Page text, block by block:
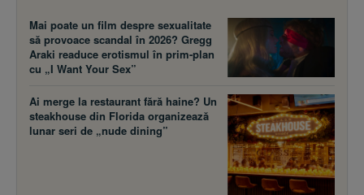
Mai poate un film despre sexualitate
să provoace scandal în 2026? Gregg
Araki readuce erotismul în prim-plan
cu „I Want Your Sex”
Ai merge la restaurant fără haine? Un
steakhouse din Florida organizează
lunar seri de „nude dining”